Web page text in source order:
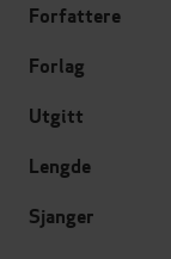
Forfattere
Forlag
Utgitt
Lengde
Sjanger